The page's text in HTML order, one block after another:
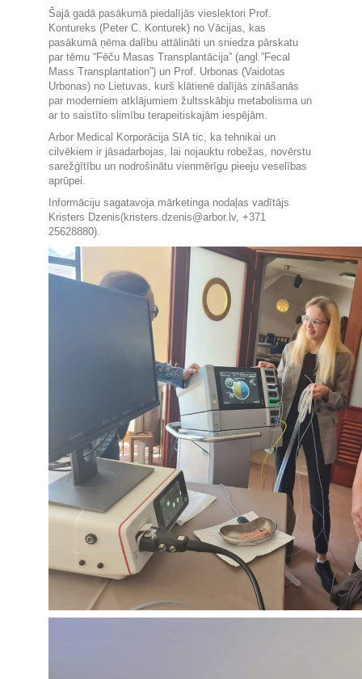
Šajā gadā pasākumā piedalījās vieslektori Prof.
Kontureks (Peter C. Konturek) no Vācijas, kas
pasākumā ņēma dalību attālināti un sniedza pārskatu
par tēmu “Fēču Masas Transplantācija” (angl.”Fecal
Mass Transplantation”) un Prof. Urbonas (Vaidotas
Urbonas) no Lietuvas, kurš klātienē dalījās zināšanās
par moderniem atklājumiem žultsskābju metabolisma un
ar to saistīto slimību terapeitiskajām iespējām.
Arbor Medical Korporācija SIA tic, ka tehnikai un
cilvēkiem ir jāsadarbojas, lai nojauktu robežas, novērstu
sarežģītību un nodrošinātu vienmērīgu pieeju veselības
aprūpei.
Informāciju sagatavoja mārketinga nodaļas vadītājs
Kristers Dzenis(kristers.dzenis@arbor.lv, +371
25628880).